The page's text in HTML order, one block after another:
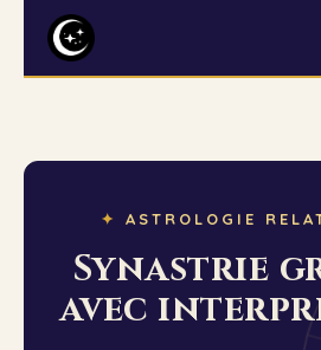
✦ ASTROLOGIE
Synastrie
avec